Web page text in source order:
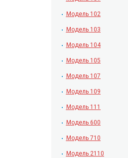
Модель 102
Модель 103
Модель 104
Модель 105
Модель 107
Модель 109
Модель 111
Модель 600
Модель 710
Модель 2110